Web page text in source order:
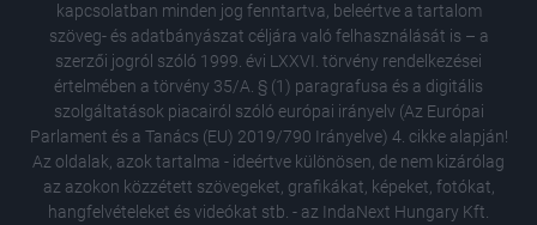
kapcsolatban minden jog fenntartva, beleértve a tartalom
szöveg- és adatbányászat céljára való felhasználását is – a
szerzői jogról szóló 1999. évi LXXVI. törvény rendelkezései
értelmében a törvény 35/A. § (1) paragrafusa és a digitális
szolgáltatások piacairól szóló európai irányelv (Az Európai
Parlament és a Tanács (EU) 2019/790 Irányelve) 4. cikke alapján!
Az oldalak, azok tartalma - ideértve különösen, de nem kizárólag
az azokon közzétett szövegeket, grafikákat, képeket, fotókat,
hangfelvételeket és videókat stb. - az IndaNext Hungary Kft.